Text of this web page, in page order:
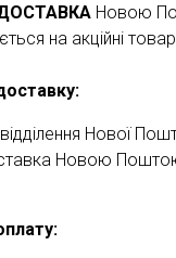
Новою
на акційні
Нової
Новою Поштою